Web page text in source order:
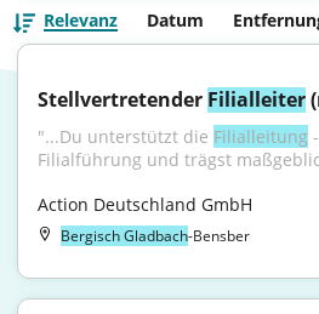
Relevanz Datum
Stellvertretender Filialleiter
"...Du unterstützt die Filialleitung
Filialführung und trägst
Action Deutschland GmbH
Bergisch Gladbach-Bensber